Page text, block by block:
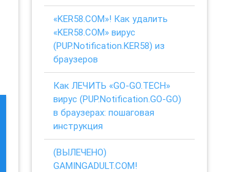
«KER58.COM»! Как удалить
«KER58.COM» вирус
(PUP.Notification.KER58) из
браузеров
Как ЛЕЧИТЬ «GO-GO.TECH»
вирус (PUP.Notification.GO-GO)
в браузерах: пошаговая
инструкция
(ВЫЛЕЧЕНО)
GAMINGADULT.COM!